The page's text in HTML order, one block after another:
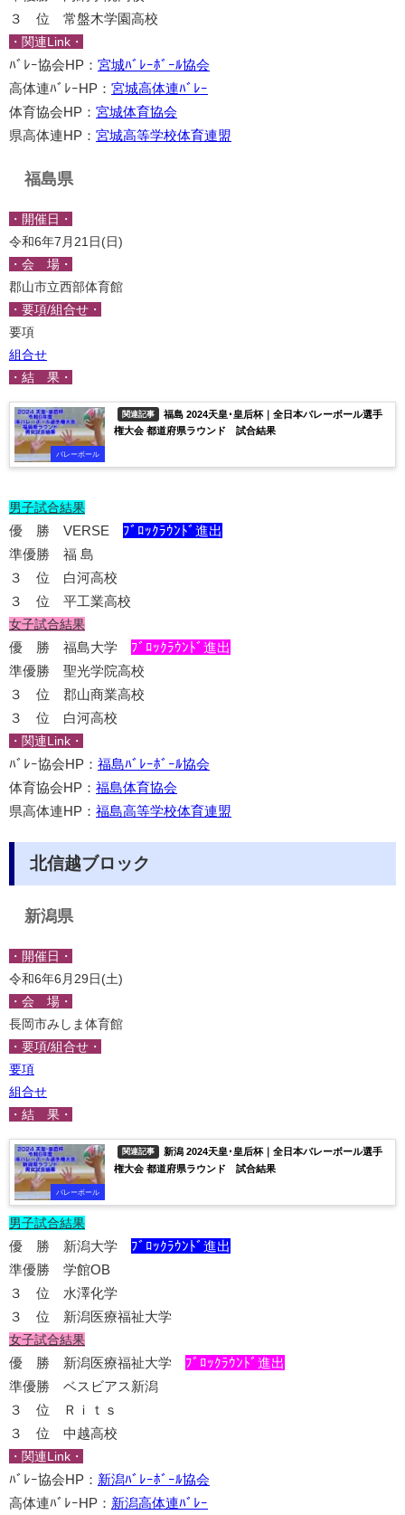
３ 位 常盤木学園高校
・関連Link・
ﾊﾞﾚｰ協会HP： 宮城ﾊﾞﾚｰﾎﾞｰﾙ協会
高体連ﾊﾞﾚｰHP： 宮城高体連ﾊﾞﾚｰ
体育協会HP： 宮城体育協会
県高体連HP： 宮城高等学校体育連盟
福島県
・開催日・
令和6年7月21日(日)
・会 場・
郡山市立西部体育館
・要項/組合せ・
要項
組合せ
・結 果・
バレーボール
関連記事
福島 2024天皇･皇后杯｜全日本バレーボール選手
権大会 都道府県ラウンド 試合結果
男子試合結果
優 勝 VERSE ﾌﾞﾛｯｸﾗｳﾝﾄﾞ進出
準優勝 福 島
３ 位 白河高校
３ 位 平工業高校
女子試合結果
優 勝 福島大学 ﾌﾞﾛｯｸﾗｳﾝﾄﾞ進出
準優勝 聖光学院高校
３ 位 郡山商業高校
３ 位 白河高校
・関連Link・
ﾊﾞﾚｰ協会HP： 福島ﾊﾞﾚｰﾎﾞｰﾙ協会
体育協会HP： 福島体育協会
県高体連HP： 福島高等学校体育連盟
北信越ブロック
新潟県
・開催日・
令和6年6月29日(土)
・会 場・
長岡市みしま体育館
・要項/組合せ・
要項
組合せ
・結 果・
バレーボール
関連記事
新潟 2024天皇･皇后杯｜全日本バレーボール選手
権大会 都道府県ラウンド 試合結果
男子試合結果
優 勝 新潟大学 ﾌﾞﾛｯｸﾗｳﾝﾄﾞ進出
準優勝 学館OB
３ 位 水澤化学
３ 位 新潟医療福祉大学
女子試合結果
優 勝 新潟医療福祉大学 ﾌﾞﾛｯｸﾗｳﾝﾄﾞ進出
準優勝 ベスビアス新潟
３ 位 Ｒｉｔｓ
３ 位 中越高校
・関連Link・
ﾊﾞﾚｰ協会HP： 新潟ﾊﾞﾚｰﾎﾞｰﾙ協会
高体連ﾊﾞﾚｰHP： 新潟高体連ﾊﾞﾚｰ